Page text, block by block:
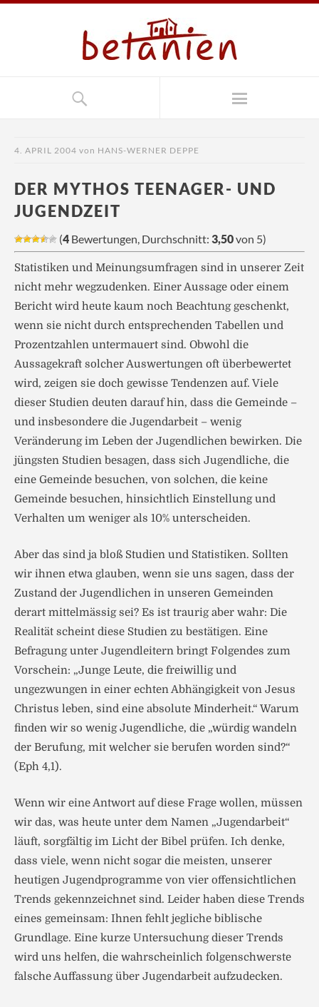
4. APRIL 2004 von HANS-WERNER DEPPE
DER MYTHOS TEENAGER- UND
JUGENDZEIT
(4 Bewertungen, Durchschnitt: 3,50von 5)
Statistiken und Meinungsumfragen sind in unserer Zeit
nicht mehr wegzudenken. Einer Aussage oder einem
Bericht wird heute kaum noch Beachtung geschenkt,
wenn sie nicht durch entsprechenden Tabellen und
Prozentzahlen untermauert sind. Obwohl die
Aussagekraft solcher Auswertungen oft überbewertet
wird, zeigen sie doch gewisse Tendenzen auf. Viele
dieser Studien deuten darauf hin, dass die Gemeinde –
und insbesondere die Jugendarbeit – wenig
Veränderung im Leben der Jugendlichen bewirken. Die
jüngsten Studien besagen, dass sich Jugendliche, die
eine Gemeinde besuchen, von solchen, die keine
Gemeinde besuchen, hinsichtlich Einstellung und
Verhalten um weniger als 10% unterscheiden.
Aber das sind ja bloß Studien und Statistiken. Sollten
wir ihnen etwa glauben, wenn sie uns sagen, dass der
Zustand der Jugendlichen in unseren Gemeinden
derart mittelmässig sei? Es ist traurig aber wahr: Die
Realität scheint diese Studien zu bestätigen. Eine
Befragung unter Jugendleitern bringt Folgendes zum
Vorschein: „Junge Leute, die freiwillig und
ungezwungen in einer echten Abhängigkeit von Jesus
Christus leben, sind eine absolute Minderheit.“ Warum
finden wir so wenig Jugendliche, die „würdig wandeln
der Berufung, mit welcher sie berufen worden sind?“
(Eph 4,1).
Wenn wir eine Antwort auf diese Frage wollen, müssen
wir das, was heute unter dem Namen „Jugendarbeit“
läuft, sorgfältig im Licht der Bibel prüfen. Ich denke,
dass viele, wenn nicht sogar die meisten, unserer
heutigen Jugendprogramme von vier offensichtlichen
Trends gekennzeichnet sind. Leider haben diese Trends
eines gemeinsam: Ihnen fehlt jegliche biblische
Grundlage. Eine kurze Untersuchung dieser Trends
wird uns helfen, die wahrscheinlich folgenschwerste
falsche Auffassung über Jugendarbeit aufzudecken.